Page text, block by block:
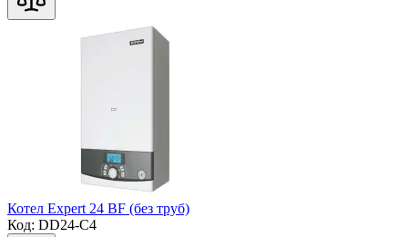
Котел Expert 24 BF (без труб)
Код: DD24-C4